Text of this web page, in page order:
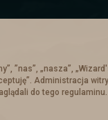
Nowe
”nas”, „nasza”,
Administracja
do tego